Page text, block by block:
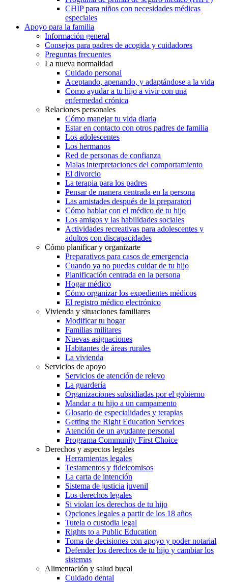
CHIP para niños con necesidades médicas
especiales
Apoyo para la familia
Información general
Consejos para padres de acogida y cuidadores
Preguntas frecuentes
La nueva normalidad
Cuidado personal
Aceptando, apenando, y adaptándose a la vida
Como ayudar a tu hijo a vivir con una
enfermedad crónica
Relaciones personales
Cómo manejar tu vida diaria
Estar en contacto con otros padres de familia
Los adolescentes
Los hermanos
Red de personas de confianza
Malas interpretaciones del comportamiento
El divorcio
La terapia para los padres
Pensar de manera centrada en la persona
Las amistades después de la preparatori
Cómo hablar con el médico de tu hijo
Los amigos y las habilidades sociales
Actividades recreativas para adolescentes y
adultos con discapacidades
Cómo planificar y organizarte
Preparativos para casos de emergencia
Cuando ya no puedas cuidar de tu hijo
Planificación centrada en la persona
Hogar médico
Cómo organizar los expedientes médicos
El registro médico electrónico
Vivienda y situaciones familiares
Modificar tu hogar
Familias militares
Nuevas asignaciones
Habitantes de áreas rurales
La vivienda
Servicios de apoyo
Servicios de atención de relevo
La guardería
Organizaciones subsidiadas por el gobierno
Mandar a tu hijo a un campamento
Glosario de especialidades y terapias
Getting the Right Education Services
Atención de un ayudante personal
Programa Community First Choice
Derechos y aspectos legales
Herramientas legales
Testamentos y fideicomisos
La carta de intención
Sistema de justicia juvenil
Los derechos legales
Si violan los derechos de tu hijo
Opciones legales a partir de los 18 años
Tutela o custodia legal
Rights to a Public Education
Toma de decisiones con apoyo y poder notarial
Defender los derechos de tu hijo y cambiar los
sistemas
Alimentación y salud bucal
Cuidado dental